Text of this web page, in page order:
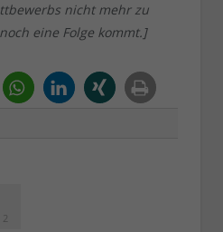
nicht mehr zu
eine Folge kommt.]
2